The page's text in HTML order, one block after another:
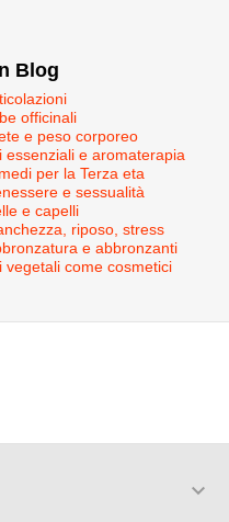
Blog
officinali
e peso corporeo
essenziali e aromaterapia
per la Terza eta
e sessualità
e capelli
riposo, stress
e abbronzanti
vegetali come cosmetici
